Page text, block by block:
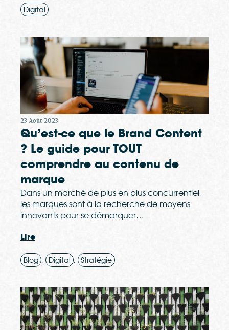
Digital
23 Août 2023
Qu’est-ce que le Brand Content
? Le guide pour TOUT
comprendre au contenu de
marque
Dans un marché de plus en plus concurrentiel,
les marques sont à la recherche de moyens
innovants pour se démarquer…
Lire
Blog , Digital , Stratégie